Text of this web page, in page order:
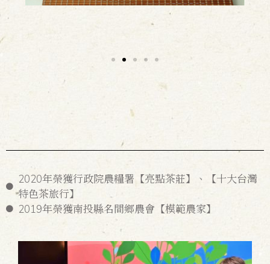
2020年榮獲行政院農糧署【亮點茶莊】、【十大台灣
特色茶旅行】
2019年榮獲南投縣名間鄉農會【模範農家】